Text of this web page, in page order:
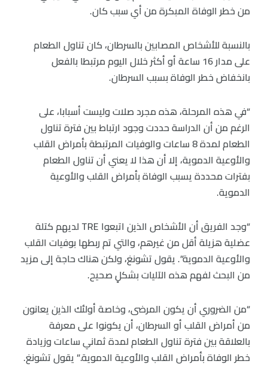
من خطر الوفاة المبكرة من أي سبب كان.
بالنسبة للأشخاص المصابين بالسرطان، كان تناول الطعام
على مدار 16 ساعة أو أكثر خلال اليوم مرتبطا بالفعل
بانخفاض خطر الوفاة بسبب السرطان.
“في هذه المرحلة، هذه مجرد صلات وليست أسبابا، على
الرغم من أن الدراسة حددت وجود ارتباط بين فترة تناول
الطعام لمدة 8 ساعات والوفيات المرتبطة بأمراض القلب
والأوعية الدموية، إلا أن هذا لا يعني أن تناول الطعام
بفترات محددة يسبب الوفاة بأمراض القلب والأوعية
الدموية.
“وجد الفريق أن الأشخاص الذين اتبعوا TRE لديهم كتلة
عضلية هزيلة أقل من غيرهم، والتي تم ربطها بوفيات القلب
والأوعية الدموية”. يقول تشونغ، ولكن هناك حاجة إلى مزيد
من البحث لفهم هذه الآليات بشكلٍ صحيح.
“من الضروري أن يكون المرضى، وخاصة أولئك الذين يعانون
من أمراض القلب أو السرطان، أن يكونوا على معرفة
بالعلاقة بين فترة تناول الطعام لمدة ثماني ساعات وزيادة
خطر الوفاة بأمراض القلب والأوعية الدموية.” يقول تشونغ.